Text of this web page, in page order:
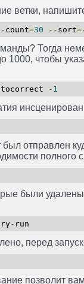
ветки,
count=30 -- sort
Тогда
1000, чтобы
- 1
отправлен
полного
были
- run
перед
позволит